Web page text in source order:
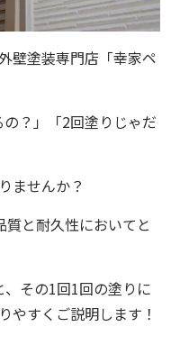
壁塗装専門店「幸家ペ
の？」「2回塗りじゃだ
ませんか？
質と耐久性においてと
その1回1回の塗りに
やすくご説明します！